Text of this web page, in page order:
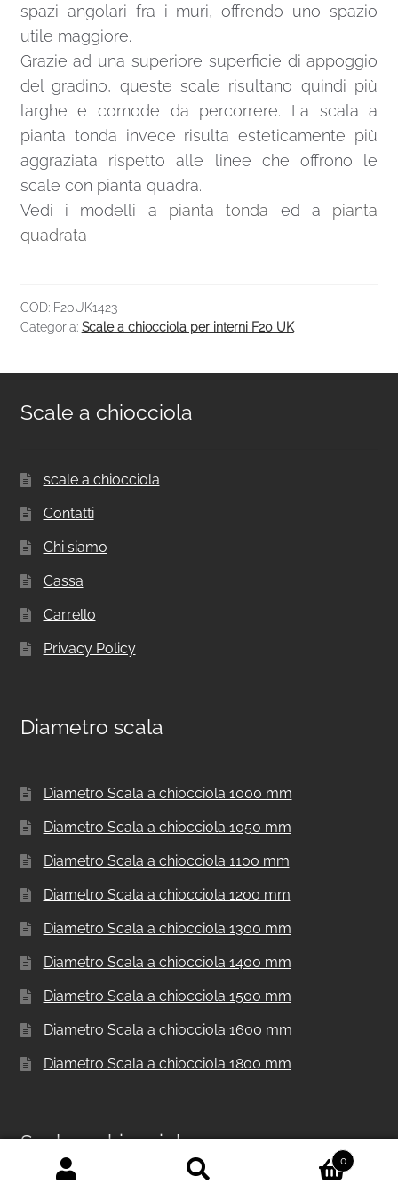
spazi angolari fra i muri, offrendo uno spazio
utile maggiore.
Grazie ad una superiore superficie di appoggio
del gradino, queste scale risultano quindi più
larghe e comode da percorrere. La scala a
pianta tonda invece risulta esteticamente più
aggraziata rispetto alle linee che offrono le
scale con pianta quadra.
Vedi i modelli a pianta tonda ed a pianta
quadrata
COD: F20UK1423
Categoria: Scale a chiocciola per interni F20 UK
Scale a chiocciola
scale a chiocciola
Contatti
Chi siamo
Cassa
Carrello
Privacy Policy
Diametro scala
Diametro Scala a chiocciola 1000 mm
Diametro Scala a chiocciola 1050 mm
Diametro Scala a chiocciola 1100 mm
Diametro Scala a chiocciola 1200 mm
Diametro Scala a chiocciola 1300 mm
Diametro Scala a chiocciola 1400 mm
Diametro Scala a chiocciola 1500 mm
Diametro Scala a chiocciola 1600 mm
Diametro Scala a chiocciola 1800 mm
Scale a chiocciola
0